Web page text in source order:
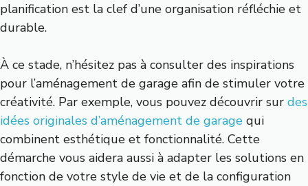
planification est la clef d’une organisation réfléchie et
durable.
À ce stade, n’hésitez pas à consulter des inspirations
pour l’aménagement de garage afin de stimuler votre
créativité. Par exemple, vous pouvez découvrir sur des
idées originales d’aménagement de garage qui
combinent esthétique et fonctionnalité. Cette
démarche vous aidera aussi à adapter les solutions en
fonction de votre style de vie et de la configuration